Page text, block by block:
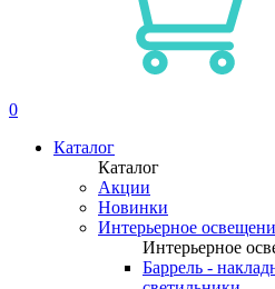
0
Каталог
Каталог
Акции
Новинки
Интерьерное
Интерьерное
Баррель -